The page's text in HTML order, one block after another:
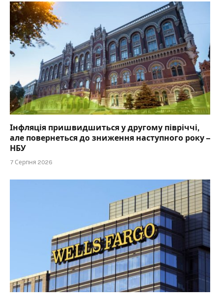
Інфляція пришвидшиться у другому півріччі,
але повернеться до зниження наступного року –
НБУ
7 Серпня 2026